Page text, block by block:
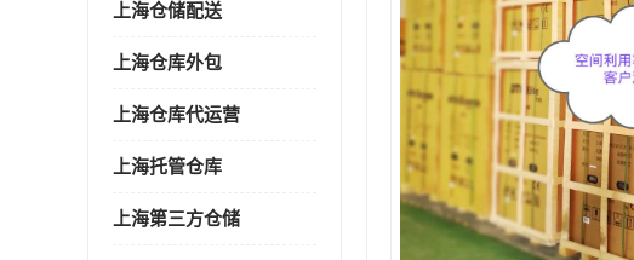
上海仓储配送
上海仓库外包
上海仓库代运营
上海托管仓库
上海第三方仓储